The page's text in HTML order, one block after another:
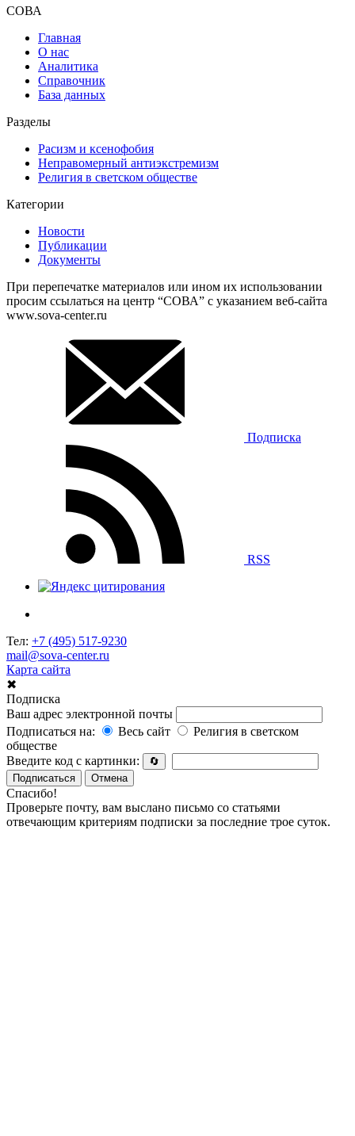
СОВА
Главная
О нас
Аналитика
Справочник
База данных
Разделы
Расизм и ксенофобия
Неправомерный антиэкстремизм
Религия в светском обществе
Категории
Новости
Публикации
Документы
При перепечатке материалов или ином их использовании
просим ссылаться на центр “СОВА” с указанием веб-сайта
www.sova-center.ru
Подписка
RSS
Тел: +7 (495) 517-9230
mail@sova-center.ru
Карта сайта
✖
Подписка
Ваш адрес электронной почты
Подписаться на:
Весь сайт
Религия в светском
обществе
Введите код с картинки:
🔄
Подписаться
Отмена
Спасибо!
Проверьте почту, вам выслано письмо со статьями
отвечающим критериям подписки за последние трое суток.